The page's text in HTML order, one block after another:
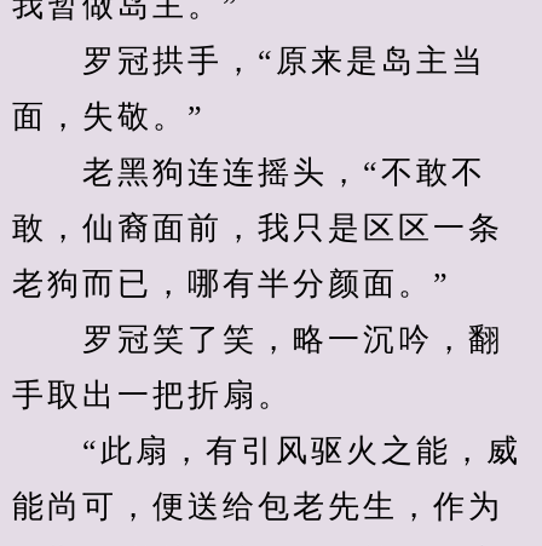
罗冠拱手，“原来是岛主当
面，失敬。”
老黑狗连连摇头，“不敢不
敢，仙裔面前，我只是区区一条
老狗而已，哪有半分颜面。”
罗冠笑了笑，略一沉吟，翻
手取出一把折扇。
“此扇，有引风驱火之能，威
能尚可，便送给包老先生，作为